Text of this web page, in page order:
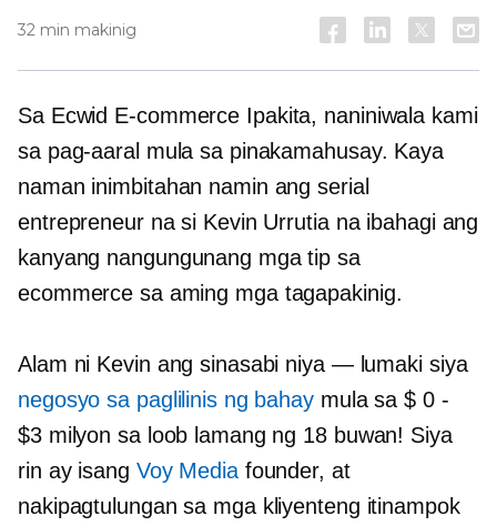
32 min makinig
Sa Ecwid E-commerce Ipakita, naniniwala kami
sa pag-aaral mula sa pinakamahusay. Kaya
naman inimbitahan namin ang serial
entrepreneur na si Kevin Urrutia na ibahagi ang
kanyang nangungunang mga tip sa
ecommerce sa aming mga tagapakinig.
Alam ni Kevin ang sinasabi niya — lumaki siya
negosyo sa paglilinis ng bahay mula sa $ 0 -
$3 milyon sa loob lamang ng 18 buwan! Siya
rin ay isang Voy Mediafounder, at
nakipagtulungan sa mga kliyenteng itinampok